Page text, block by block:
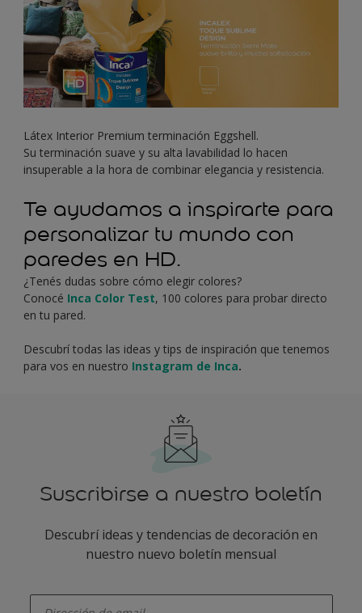
Látex Interior Premium terminación Eggshell.
Su terminación suave y su alta lavabilidad lo hacen
insuperable a la hora de combinar elegancia y resistencia.
Te ayudamos a inspirarte para
personalizar tu mundo con
paredes en HD.
¿Tenés dudas sobre cómo elegir colores?
Conocé Inca Color Test, 100 colores para probar directo
en tu pared.
Descubrí todas las ideas y tips de inspiración que tenemos
para vos en nuestro Instagram de Inca.
Suscribirse a nuestro boletín
Descubrí ideas y tendencias de decoración en
nuestro nuevo boletín mensual